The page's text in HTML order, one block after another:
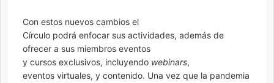
Con estos nuevos cambios el
Círculo podrá enfocar sus actividades, además de
ofrecer a sus miembros eventos
y cursos exclusivos, incluyendo webinars,
eventos virtuales, y contenido. Una vez que la pandemia